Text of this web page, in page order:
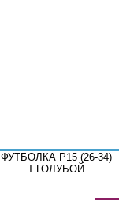
ФУТБОЛКА P15 (26-34)
Т.ГОЛУБОЙ